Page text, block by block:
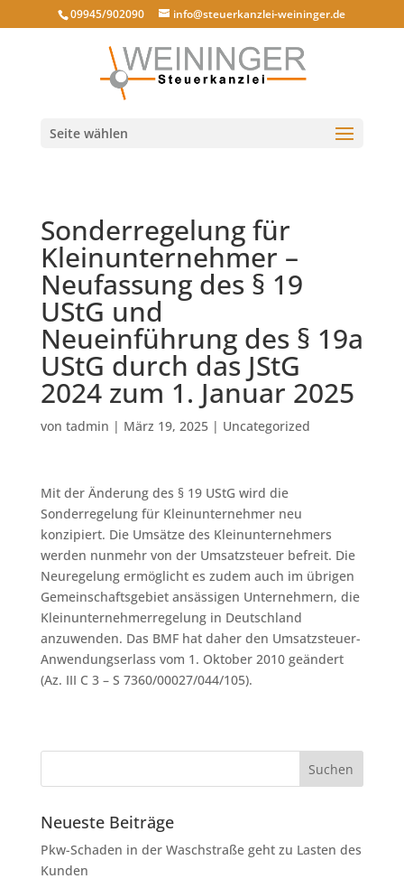
09945/902090 info@steuerkanzlei-weininger.de
Seite wählen
Sonderregelung für
Kleinunternehmer –
Neufassung des § 19
UStG und
Neueinführung des § 19a
UStG durch das JStG
2024 zum 1. Januar 2025
von tadmin | März 19, 2025| Uncategorized
Mit der Änderung des § 19 UStG wird die
Sonderregelung für Kleinunternehmer neu
konzipiert. Die Umsätze des Kleinunternehmers
werden nunmehr von der Umsatzsteuer befreit. Die
Neuregelung ermöglicht es zudem auch im übrigen
Gemeinschaftsgebiet ansässigen Unternehmern, die
Kleinunternehmerregelung in Deutschland
anzuwenden. Das BMF hat daher den Umsatzsteuer-
Anwendungserlass vom 1. Oktober 2010 geändert
(Az. III C 3 – S 7360/00027/044/105).
Neueste Beiträge
Pkw-Schaden in der Waschstraße geht zu Lasten des
Kunden